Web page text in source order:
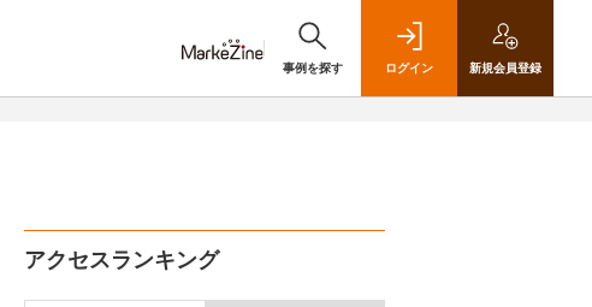
事例を探す ログイン 新規会員登録
アクセスランキング